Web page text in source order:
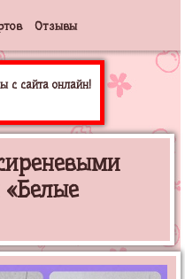
Отзывы
с сайта онлайн!
«Белые